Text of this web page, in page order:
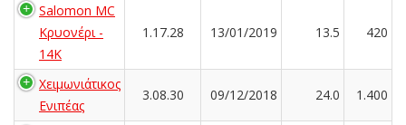
Salomon MC
Κρυονέρι -
14K
1.17.28 13/01/2019 13.5 420
Χειμωνιάτικος
Ενιπέας
3.08.30 09/12/2018 24.0 1.400